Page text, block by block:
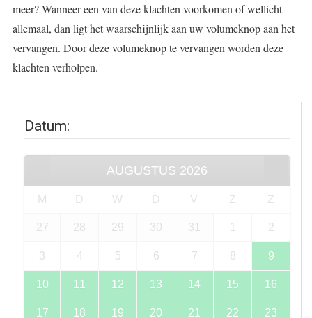
meer? Wanneer een van deze klachten voorkomen of wellicht
allemaal, dan ligt het waarschijnlijk aan uw volumeknop aan het
vervangen. Door deze volumeknop te vervangen worden deze
klachten verholpen.
Datum:
AUGUSTUS 2026
M D W D V Z Z
27 28 29 30 31 1 2
3 4 5 6 7 8 9
10 11 12 13 14 15 16
17 18 19 20 21 22 23